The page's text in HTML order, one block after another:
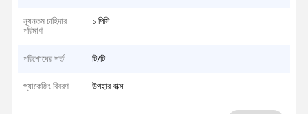
ন্যূনতম চাহিদার
পরিমাণ
১ পিসি
পরিশোধের শর্ত টি/টি
প্যাকেজিং বিবরণ উপহার বাক্স